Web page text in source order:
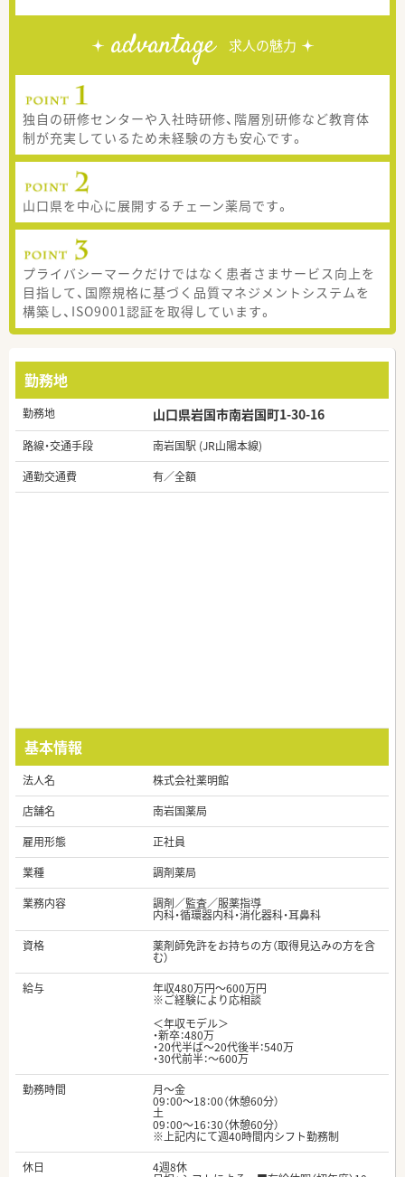
advantage 求人の魅力
独自の研修センターや入社時研修、階層別研修など教育体
制が充実しているため未経験の方も安心です。
山口県を中心に展開するチェーン薬局です。
プライバシーマークだけではなく患者さまサービス向上を
目指して、国際規格に基づく品質マネジメントシステムを
構築し、ISO9001認証を取得しています。
勤務地
勤務地 山口県岩国市南岩国町1-30-16
路線・交通手段
南岩国駅 (JR山陽本線)
通勤交通費
有／全額
基本情報
法人名
株式会社薬明館
店舗名
南岩国薬局
雇用形態
正社員
業種
調剤薬局
業務内容
調剤／監査／服薬指導
内科・循環器内科・消化器科・耳鼻科
資格
薬剤師免許をお持ちの方（取得見込みの方を含
む）
給与
年収480万円～600万円
※ご経験により応相談
＜年収モデル＞
・新卒：480万
・20代半ば～20代後半：540万
・30代前半：～600万
勤務時間
月～金
09：00～18：00（休憩60分）
土
09：00～16：30（休憩60分）
※上記内にて週40時間内シフト勤務制
休日
4週8休